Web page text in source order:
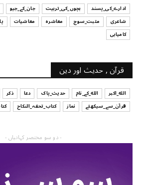
ادارے_کی_پسند بچوں_کی_تربیت جان_کے_جیو
شاعری
مثبت_سوچ معاشرہ معاشیات
کامیابی
قرآن , حدیث اور دین
الله_اکبر الله_کے_نام حدیث_پاک دعا ذکر
قرآن_سے_سیکھئے
نماز کتاب_تحفہ_النکاح
- دو سو مختصر کہانیاں -